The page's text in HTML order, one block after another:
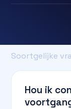
Soortgelijke
Hou ik